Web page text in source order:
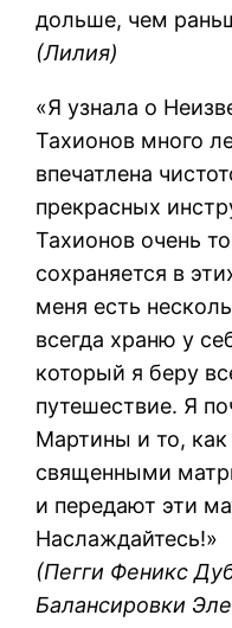
дольше, чем
(Лилия)
«Я узнала о
Тахионов много
впечатлена
прекрасных
Тахионов очень
сохраняется в
меня есть
всегда храню у
который я беру
путешествие. Я
Мартины и то,
священными
и передают эти
Наслаждайтесь!»
(Пегги Феникс
Балансировки